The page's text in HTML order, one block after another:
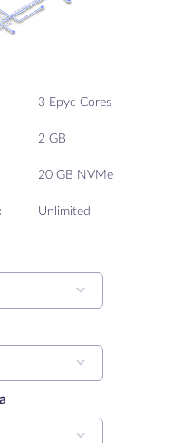
3 Epyc Cores
2 GB
20 GB NVMe
Unlimited